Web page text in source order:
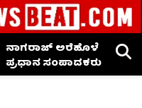
ನಾಗರಾಜ್ ಅರೆಹೊಳೆ
ಪ್ರಧಾನ ಸಂಪಾದಕರು